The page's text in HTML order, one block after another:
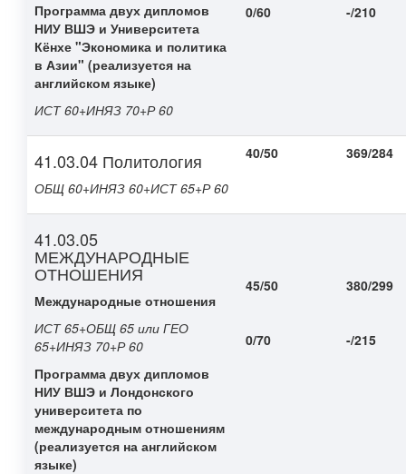
Программа двух дипломов
НИУ ВШЭ и Университета
Кёнхе "Экономика и политика
в Азии" (реализуется на
английском языке)
ИСТ 60+ИНЯЗ 70+Р 60
0/60 -/210
41.03.04 Политология
ОБЩ 60+ИНЯЗ 60+ИСТ 65+Р 60
40/50 369/284
41.03.05
МЕЖДУНАРОДНЫЕ
ОТНОШЕНИЯ
Международные отношения
ИСТ 65+ОБЩ 65 или ГЕО
65+ИНЯЗ 70+Р 60
Программа двух дипломов
НИУ ВШЭ и Лондонского
университета по
международным отношениям
(реализуется на английском
языке)
45/50
0/70
380/299
-/215